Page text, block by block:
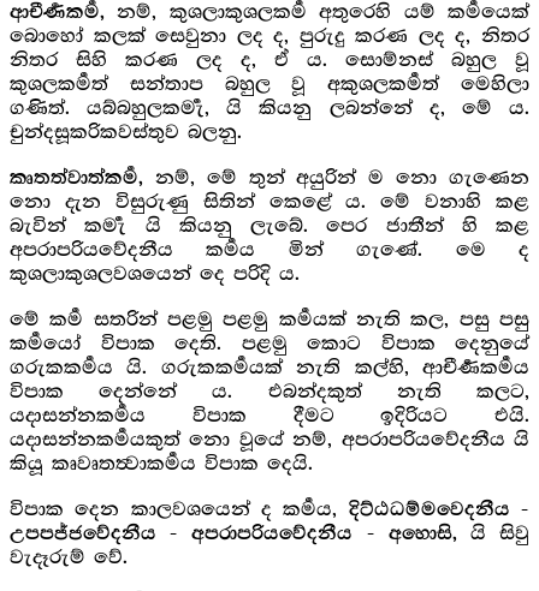
ආචීර්‍ණකර්‍ම, නම්, කුශලාකුශලකර්‍ම අතුරෙහි යම් කර්‍මයෙක්
බොහෝ කලක් සෙවුනා ලද ද, පුරුදු කරණ ලද ද, නිතර
නිතර සිහි කරණ ලද ද, ඒ ය. සොම්නස් බහුල වූ
කුශලකර්‍මත් සන්තාප බහුල වූ අකුශලකර්‍මත් මෙහිලා
ගණිත්. යබ්බහුලකර්‍මැ, යි කියනු ලබන්නේ ද, මේ ය.
චුන්දසූකරිකවස්තුව බලනු.
කෘතත්වාත්කර්‍ම, නම්, මේ තුන් අයුරින් ම නො ගැණෙන
නො දැන විසුරුණු සිතින් කෙළේ ය. මේ වනාහි කළ
බැවින් කර්‍මැ යි කියනු ලැබේ. පෙර ජාතීන් හි කළ
අපරාපරියවේදනීය කර්‍මය මින් ගැණේ. මෙ ද
කුශලාකුශලවශයෙන් දෙ පරිදි ය.
මේ කර්‍ම සතරින් පළමු පළමු කර්‍මයක් නැති කල, පසු පසු
කර්‍මයෝ විපාක දෙති. පළමු කොට විපාක දෙනුයේ
ගරුකකර්‍මය යි. ගරුකකර්‍මයක් නැති කල්හි, ආචීර්‍ණකර්‍මය
විපාක දෙන්නේ ය. එබන්දකුත් නැති කලට,
යදාසන්නකර්‍මය විපාක දීමට ඉදිරියට එයි.
යදාසන්නකර්‍මයකුත් නො වූයේ නම්, අපරාපරියවේදනීය යි
කියූ කෘවෘතත්‍වාකර්‍මය විපාක දෙයි.
විපාක දෙන කාලවශයෙන් ද කර්‍මය, දිට්ඨධම්මවෙදනීය -
උපපජ්ජවේදනීය - අපරාපරියවේදනීය - අහොසි, යි සිවු
වැදෑරුම් වේ.